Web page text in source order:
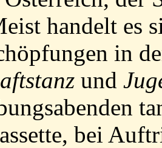
handelt es
in
und
bei